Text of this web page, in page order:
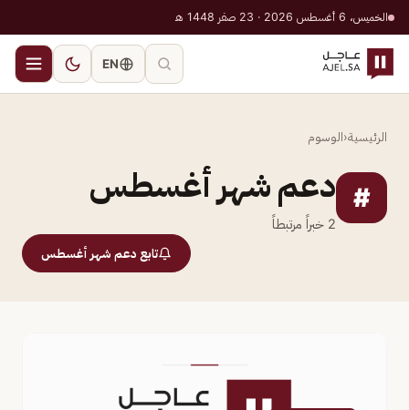
الخميس، 6 أغسطس 2026 · 23 صفر 1448 هـ
EN
الرئيسية‹الوسوم
# دعم شهر أغسطس
2 خبراً مرتبطاً
تابع دعم شهر أغسطس